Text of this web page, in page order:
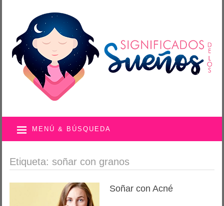
MENÚ & BÚSQUEDA
Etiqueta: soñar con granos
Soñar con Acné